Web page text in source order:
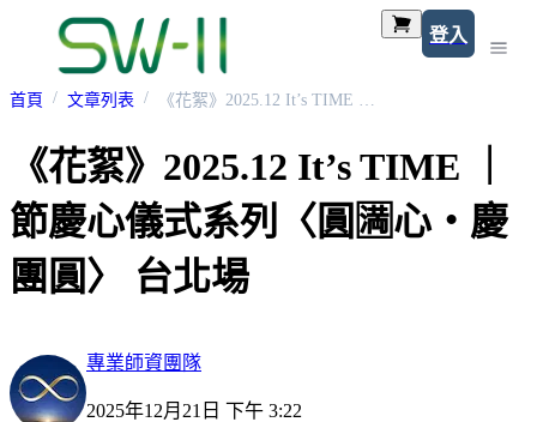
登入
首頁 文章列表 《花絮》2025.12 It’s TIME ｜節慶心儀式系列〈圓🈵️心・慶團圓〉 台北場
《花絮》2025.12 It’s TIME ｜
節慶心儀式系列〈圓🈵️心・慶
團圓〉 台北場
專業師資團隊
2025年12月21日 下午 3:22